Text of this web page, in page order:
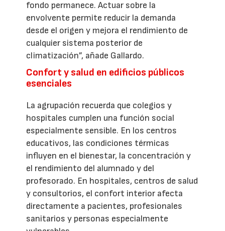
fondo permanece. Actuar sobre la
envolvente permite reducir la demanda
desde el origen y mejora el rendimiento de
cualquier sistema posterior de
climatización”, añade Gallardo.
Confort y salud en edificios públicos
esenciales
La agrupación recuerda que colegios y
hospitales cumplen una función social
especialmente sensible. En los centros
educativos, las condiciones térmicas
influyen en el bienestar, la concentración y
el rendimiento del alumnado y del
profesorado. En hospitales, centros de salud
y consultorios, el confort interior afecta
directamente a pacientes, profesionales
sanitarios y personas especialmente